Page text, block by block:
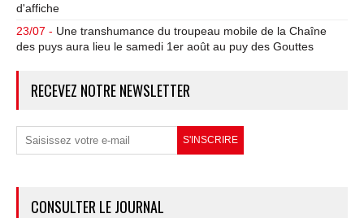
d'affiche
23/07 - Une transhumance du troupeau mobile de la Chaîne
des puys aura lieu le samedi 1er août au puy des Gouttes
RECEVEZ NOTRE NEWSLETTER
CONSULTER LE JOURNAL